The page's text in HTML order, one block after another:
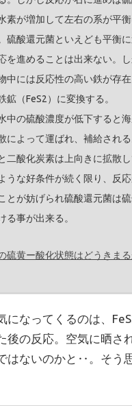
素が増加して左右の系が平
硫酸還元菌といえども平衡
を進めることは出来ない。
中には反応性の高い鉄が存
鉱（FeS2）に変換する。
中の硫酸濃度が低下すると
によって運ばれ、補給され
二酸化炭素は上向きに拡散
うな好条件が続く限り、反
とが妨げられ硫酸還元菌は
る事が出来る。
硫黄ー酸化状態はどうきま
になってくるのは、
後の反応。空気に晒さ
はないのかと‥。そう